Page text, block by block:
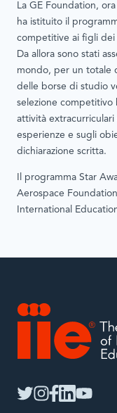
La GE Foundation,
ha istituito il
competitive ai figli
Da allora sono stati
mondo, per un totale
delle borse di studio
selezione competitivo
attività extracurriculari
esperienze e sugli
dichiarazione scritta.
Il programma Star
Aerospace
International